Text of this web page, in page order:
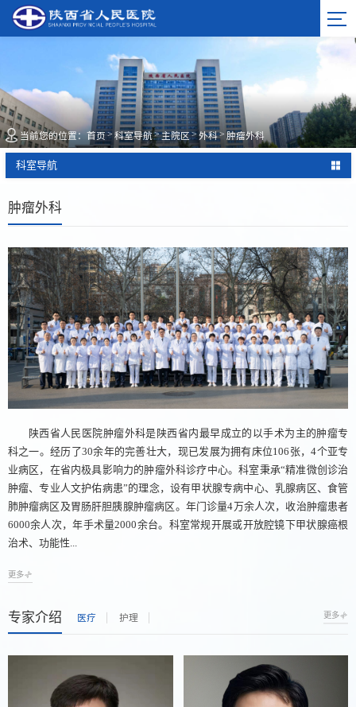
当前您的位置： 首页 > 科室导航>主院区>外科> 肿瘤外科
科室导航
肿瘤外科
陕西省人民医院肿瘤外科是陕西省内最早成立的以手术为主的肿瘤专
科之一。经历了30余年的完善壮大，现已发展为拥有床位106张，4个亚专
业病区，在省内极具影响力的肿瘤外科诊疗中心。科室秉承“精准微创诊治
肿瘤、专业人文护佑病患”的理念，设有甲状腺专病中心、乳腺病区、食管
肺肿瘤病区及胃肠肝胆胰腺肿瘤病区。年门诊量4万余人次，收治肿瘤患者
6000余人次，年手术量2000余台。科室常规开展或开放腔镜下甲状腺癌根
治术、功能性...
更多
专家介绍 医疗 护理 更多